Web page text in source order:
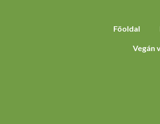
Föoldal
Vegán